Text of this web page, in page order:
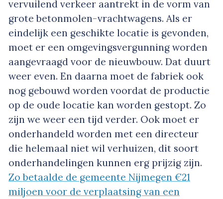
vervuilend verkeer aantrekt in de vorm van
grote betonmolen-vrachtwagens. Als er
eindelijk een geschikte locatie is gevonden,
moet er een omgevingsvergunning worden
aangevraagd voor de nieuwbouw. Dat duurt
weer even. En daarna moet de fabriek ook
nog gebouwd worden voordat de productie
op de oude locatie kan worden gestopt. Zo
zijn we weer een tijd verder. Ook moet er
onderhandeld worden met een directeur
die helemaal niet wil verhuizen, dit soort
onderhandelingen kunnen erg prijzig zijn.
Zo betaalde de gemeente Nijmegen €21
miljoen voor de verplaatsing van een